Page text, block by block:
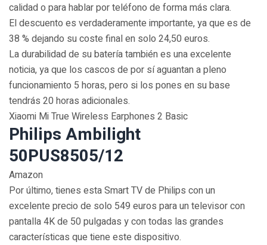
calidad o para hablar por teléfono de forma más clara.
El descuento es verdaderamente importante, ya que es de
38 % dejando su coste final en solo 24,50 euros.
La durabilidad de su batería también es una excelente
noticia, ya que los cascos de por sí aguantan a pleno
funcionamiento 5 horas, pero si los pones en su base
tendrás 20 horas adicionales.
Xiaomi Mi True Wireless Earphones 2 Basic
Philips Ambilight
50PUS8505/12
Amazon
Por último, tienes esta Smart TV de Philips con un
excelente precio de solo 549 euros para un televisor con
pantalla 4K de 50 pulgadas y con todas las grandes
características que tiene este dispositivo.